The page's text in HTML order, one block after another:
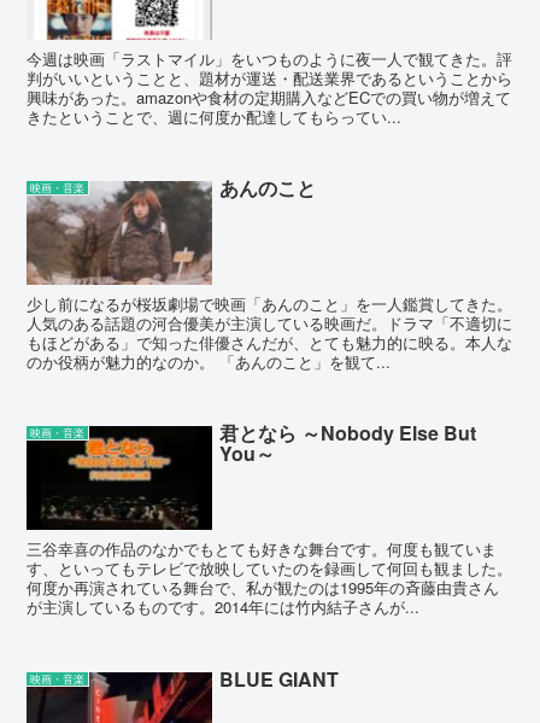
今週は映画「ラストマイル」をいつものように夜一人で観てきた。評
判がいいということと、題材が運送・配送業界であるということから
興味があった。amazonや食材の定期購入などECでの買い物が増えて
きたということで、週に何度か配達してもらってい...
映画・音楽 あんのこと
少し前になるが桜坂劇場で映画「あんのこと」を一人鑑賞してきた。
人気のある話題の河合優美が主演している映画だ。ドラマ「不適切に
もほどがある」で知った俳優さんだが、とても魅力的に映る。本人な
のか役柄が魅力的なのか。 「あんのこと」を観て...
映画・音楽 君となら ～Nobody Else But
You～
三谷幸喜の作品のなかでもとても好きな舞台です。何度も観ていま
す、といってもテレビで放映していたのを録画して何回も観ました。
何度か再演されている舞台で、私が観たのは1995年の斉藤由貴さん
が主演しているものです。2014年には竹内結子さんが...
映画・音楽 BLUE GIANT